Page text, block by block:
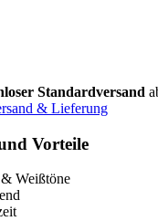
Standardversand
& Lieferung
Vorteile
Weißtöne